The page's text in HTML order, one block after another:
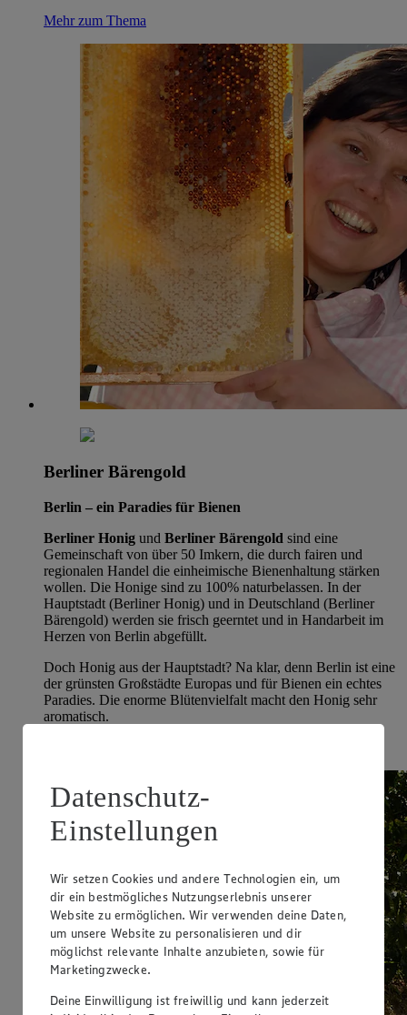
Mehr zum Thema
Berliner Bärengold
Berlin – ein Paradies für Bienen
Berliner Honig und Berliner Bärengold sind eine
Gemeinschaft von über 50 Imkern, die durch fairen und
regionalen Handel die einheimische Bienenhaltung stärken
wollen. Die Honige sind zu 100% naturbelassen. In der
Hauptstadt (Berliner Honig) und in Deutschland (Berliner
Bärengold) werden sie frisch geerntet und in Handarbeit im
Herzen von Berlin abgefüllt.
Doch Honig aus der Hauptstadt? Na klar, denn Berlin ist eine
der grünsten Großstädte Europas und für Bienen ein echtes
Paradies. Die enorme Blütenvielfalt macht den Honig sehr
aromatisch.
Datenschutz-
Einstellungen
Wir setzen Cookies und andere Technologien ein, um
dir ein bestmögliches Nutzungserlebnis unserer
Website zu ermöglichen. Wir verwenden deine Daten,
um unsere Website zu personalisieren und dir
möglichst relevante Inhalte anzubieten, sowie für
Marketingzwecke.
Deine Einwilligung ist freiwillig und kann jederzeit